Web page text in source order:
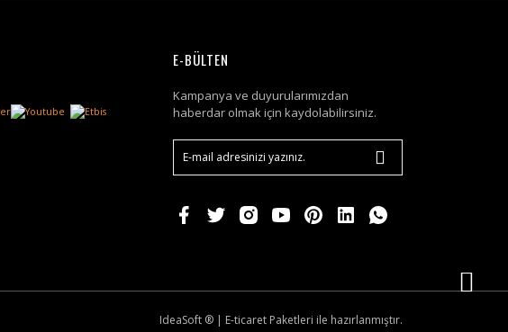
E-BÜLTEN
Kampanya ve duyurularımızdan
haberdar olmak için kaydolabilirsiniz.
IdeaSoft ® | E-ticaret Paketleri ile hazırlanmıştır.